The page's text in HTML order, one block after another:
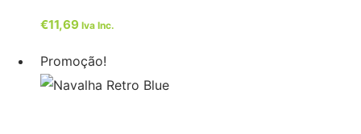
€11,69 Iva Inc.
Promoção!